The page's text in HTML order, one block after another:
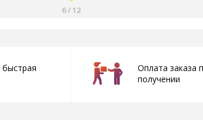
6/ 12
быстрая
Оплата заказа
получении